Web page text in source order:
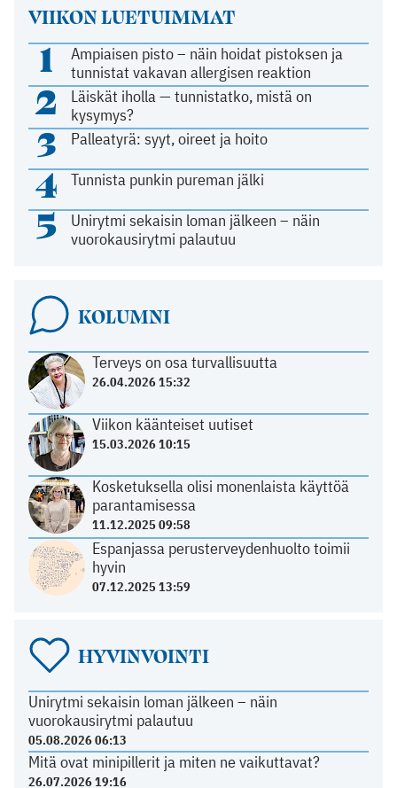
VIIKON LUETUIMMAT
1
Ampiaisen pisto – näin hoidat pistoksen ja
tunnistat vakavan allergisen reaktion
2
Läiskät iholla — tunnistatko, mistä on
kysymys?
3 Palleatyrä: syyt, oireet ja hoito
4 Tunnista punkin pureman jälki
5
Unirytmi sekaisin loman jälkeen – näin
vuorokausirytmi palautuu
KOLUMNI
Terveys on osa turvallisuutta
26.04.2026 15:32
Viikon käänteiset uutiset
15.03.2026 10:15
Kosketuksella olisi monenlaista käyttöä
parantamisessa
11.12.2025 09:58
Espanjassa perusterveydenhuolto toimii
hyvin
07.12.2025 13:59
HYVINVOINTI
Unirytmi sekaisin loman jälkeen – näin
vuorokausirytmi palautuu
05.08.2026 06:13
Mitä ovat minipillerit ja miten ne vaikuttavat?
26.07.2026 19:16